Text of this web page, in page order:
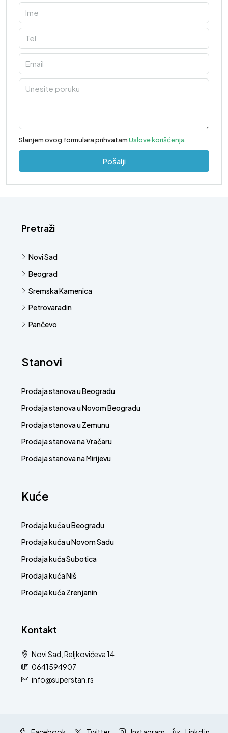
Slanjem ovog formulara prihvatamUslove korišćenja
Pošalji
Pretraži
Novi Sad
Beograd
Sremska Kamenica
Petrovaradin
Pančevo
Stanovi
Prodaja stanova u Beogradu
Prodaja stanova u Novom Beogradu
Prodaja stanova u Zemunu
Prodaja stanova na Vračaru
Prodaja stanova na Mirijevu
Kuće
Prodaja kuća u Beogradu
Prodaja kuća u Novom Sadu
Prodaja kuća Subotica
Prodaja kuća Niš
Prodaja kuća Zrenjanin
Kontakt
Novi Sad, Reljkovićeva 14
0641594907
info@superstan.rs